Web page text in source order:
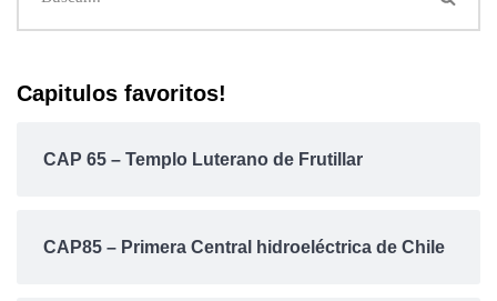
Capitulos favoritos!
CAP 65 – Templo Luterano de Frutillar
CAP85 – Primera Central hidroeléctrica de Chile